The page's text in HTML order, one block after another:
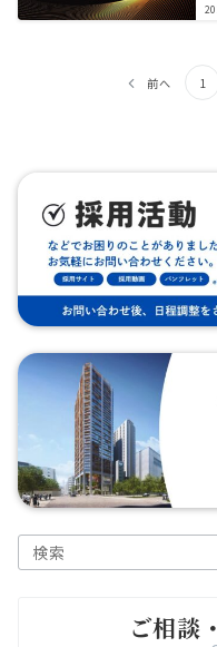
ペ
り
前へ 1
検索
ご相談